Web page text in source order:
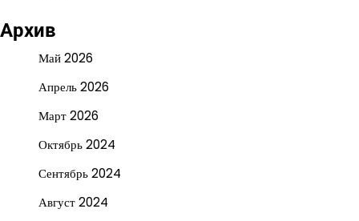
Архив
Май 2026
Апрель 2026
Март 2026
Октябрь 2024
Сентябрь 2024
Август 2024